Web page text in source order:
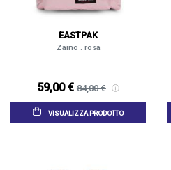
EASTPAK
Zaino . rosa
59,00 € 84,00 €
VISUALIZZA PRODOTTO